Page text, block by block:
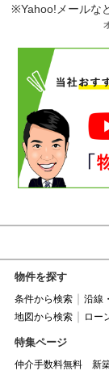
※Yahoo!メールな
物件を探す
条件から検索 沿線
地図から検索
ロー
特集ページ
仲介手数料無料 新